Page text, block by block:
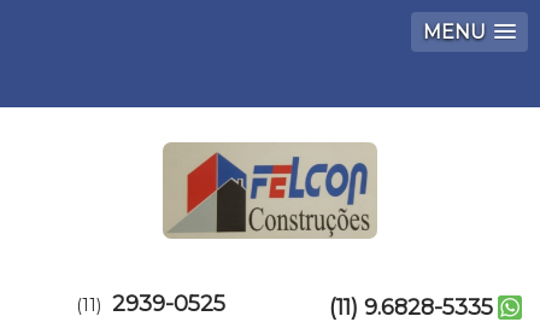
MENU
(11) 2939-0525 (11) 9.6828-5335